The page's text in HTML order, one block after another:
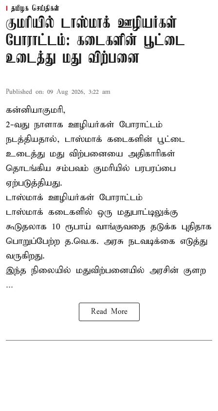
தமிழக செய்திகள்
குமரியில் டாஸ்மாக் ஊழியர்கள்
போராட்டம்: கடைகளின் பூட்டை
உடைத்து மது விற்பனை
Published on: 09 Aug 2026, 3:22 am
கன்னியாகுமரி,
2-வது நாளாக ஊழியர்கள் போராட்டம்
நடத்தியதால், டாஸ்மாக் கடைகளின் பூட்டை
உடைத்து மது விற்பனையை அதிகாரிகள்
தொடங்கிய சம்பவம் குமரியில் பரபரப்பை
ஏற்படுத்தியது.
டாஸ்மாக் ஊழியர்கள் போராட்டம்
டாஸ்மாக் கடைகளில் ஒரு மதுபாட்டிலுக்கு
கூடுதலாக 10 ரூபாய் வாங்குவதை தடுக்க புதிதாக
பொறுப்பேற்ற த.வெ.க. அரசு நடவடிக்கை எடுத்து
வருகிறது.
இந்த நிலையில் மதுவிற்பனையில் அரசின் குளற
...
Read More